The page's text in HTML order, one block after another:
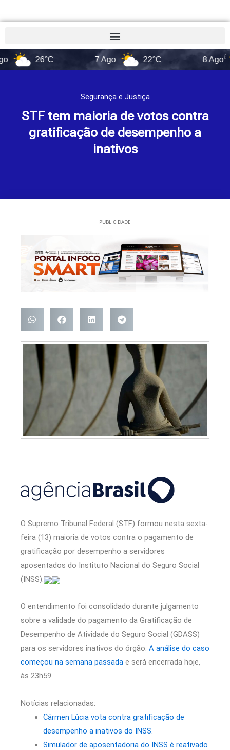
22°C
Segurança e Justiça
STF tem maioria de votos contra
gratificação de desempenho a
inativos
PUBLICIDADE
O Supremo Tribunal Federal (STF) formou nesta sexta-
feira (13) maioria de votos contra o pagamento de
gratificação por desempenho a servidores
aposentados do Instituto Nacional do Seguro Social
(INSS).
O entendimento foi consolidado durante julgamento
sobre a validade do pagamento da Gratificação de
Desempenho de Atividade do Seguro Social (GDASS)
para os servidores inativos do órgão. A análise do caso
começou na semana passada e será encerrada hoje,
às 23h59.
Notícias relacionadas:
Cármen Lúcia vota contra gratificação de
desempenho a inativos do INSS.
Simulador de aposentadoria do INSS é reativado